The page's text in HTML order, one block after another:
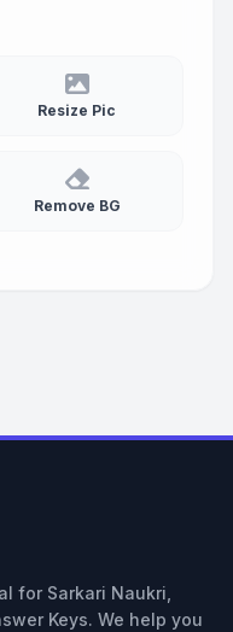
Resize Pic
Remove BG
for Sarkari Naukri,
Keys. We help you